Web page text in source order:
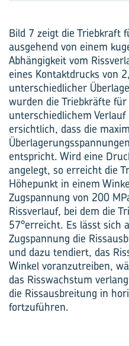
Bild 7 zeigt die Triebkraft
ausgehend von einem
Abhängigkeit vom
eines Kontaktdrucks von
unterschiedlicher
wurden die Triebkräfte
unterschiedlichem
ersichtlich, dass die
entspricht. Wird eine
angelegt, so erreicht die
Höhepunkt in einem
Zugspannung von 200
Rissverlauf, bei dem die
57°erreicht. Es lässt sich
Zugspannung die
und dazu tendiert, das
­Winkel voranzutreiben,
das Risswachstum
die Rissausbreitung in
fortzuführen.